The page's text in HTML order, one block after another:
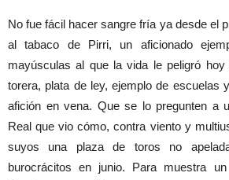
No fue fácil hacer sangre fría ya desde el
al tabaco de Pirri, un aficionado
mayúsculas al que la vida le peligró
torera, plata de ley, ejemplo de escuelas
afición en vena. Que se lo pregunten a
Real que vio cómo, contra viento y
suyos una plaza de toros no
burocrácitos en junio. Para muestra